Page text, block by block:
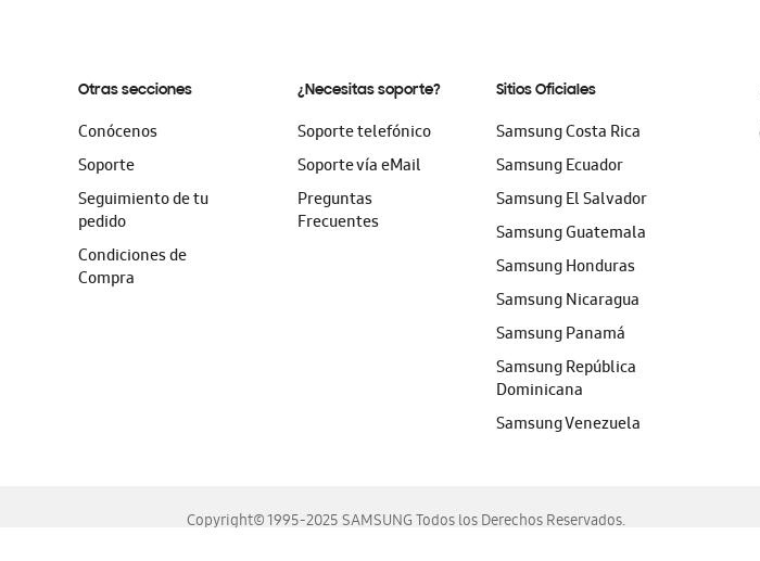
Otras secciones
Conócenos
Soporte
Seguimiento de tu
pedido
Condiciones de
Compra
¿Necesitas soporte?
Soporte telefónico
Soporte vía eMail
Preguntas
Frecuentes
Sitios Oficiales
Samsung Costa Rica
Samsung Ecuador
Samsung El Salvador
Samsung Guatemala
Samsung Honduras
Samsung Nicaragua
Samsung Panamá
Samsung República
Dominicana
Samsung Venezuela
Copyright© 1995-2025 SAMSUNG Todos los Derechos Reservados.